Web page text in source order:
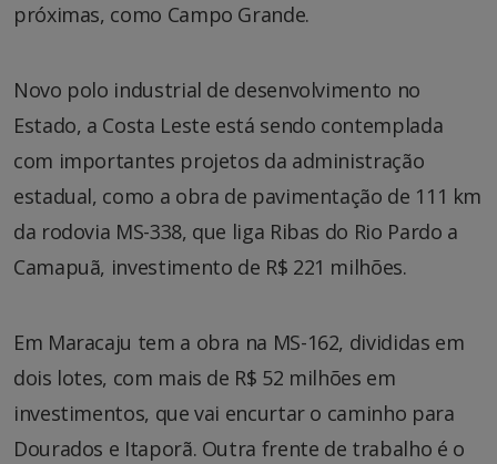
próximas, como Campo Grande.
Novo polo industrial de desenvolvimento no
Estado, a Costa Leste está sendo contemplada
com importantes projetos da administração
estadual, como a obra de pavimentação de 111 km
da rodovia MS-338, que liga Ribas do Rio Pardo a
Camapuã, investimento de R$ 221 milhões.
Em Maracaju tem a obra na MS-162, divididas em
dois lotes, com mais de R$ 52 milhões em
investimentos, que vai encurtar o caminho para
Dourados e Itaporã. Outra frente de trabalho é o